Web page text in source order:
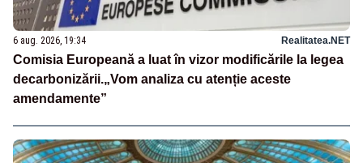
6 aug. 2026, 19:34 Realitatea.NET
Comisia Europeană a luat în vizor modificările la legea
decarbonizării.„Vom analiza cu atenție aceste
amendamente”